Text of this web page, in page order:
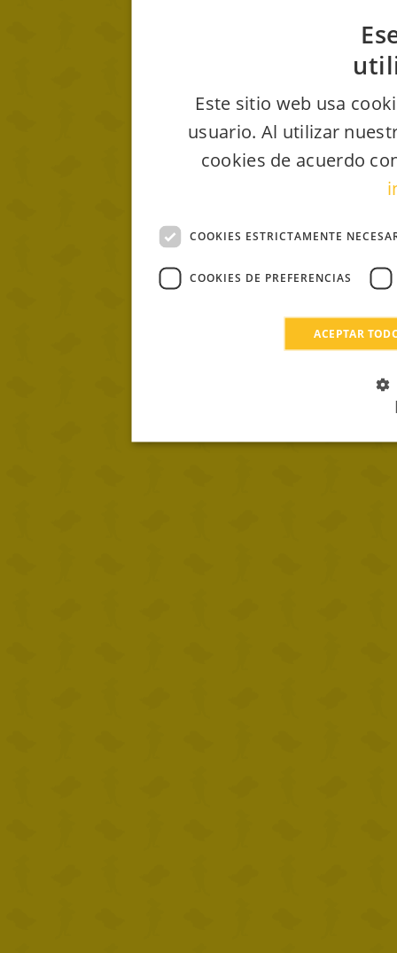
Este sitio web usa
usuario. Al utilizar
cookies de acuerdo
COOKIES ESTRICTAMENTE
COOKIES DE PREFERENCIAS
ACEPTAR